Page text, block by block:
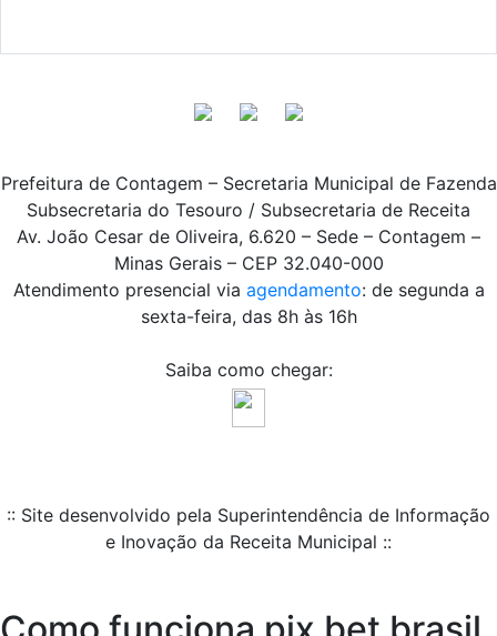
Prefeitura de Contagem – Secretaria Municipal de Fazenda
Subsecretaria do Tesouro / Subsecretaria de Receita
Av. João Cesar de Oliveira, 6.620 – Sede – Contagem –
Minas Gerais – CEP 32.040-000
Atendimento presencial via agendamento: de segunda a
sexta-feira, das 8h às 16h
Saiba como chegar:
:: Site desenvolvido pela Superintendência de Informação
e Inovação da Receita Municipal ::